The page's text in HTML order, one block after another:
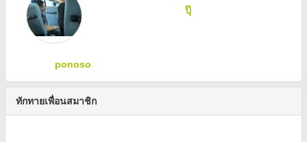
ponoso
ปุ๊
ทักทายเพื่อนสมาชิก